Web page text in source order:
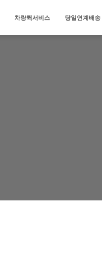
차량퀵서비스 당일연계배송